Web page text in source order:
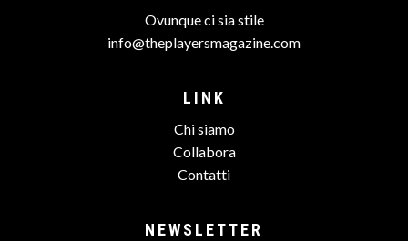
Ovunque ci sia stile
info@theplayersmagazine.com
LINK
Chi siamo
Collabora
Contatti
NEWSLETTER